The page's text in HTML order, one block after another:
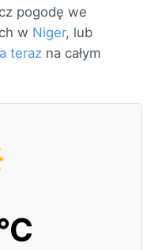
pogodę we
w Niger, lub
teraz na całym